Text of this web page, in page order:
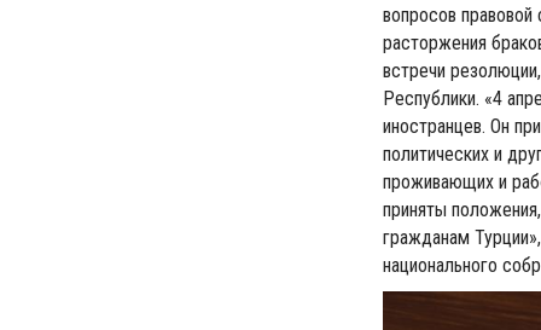
вопросов
расторжения
встречи
Республики. «4
иностранцев. Он
политических и
проживающих и
приняты
гражданам
национального